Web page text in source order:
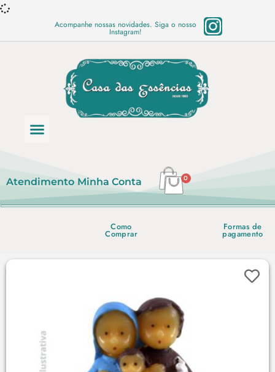
Acompanhe nossas novidades. Siga o nosso
Instagram!
Atendimento Minha Conta 0
Como
Comprar
Formas de
pagamento